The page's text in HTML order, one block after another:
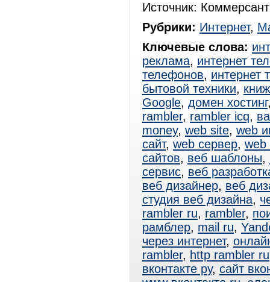
Источник:
Рубрики: Интернет,
Ключевые слова:
реклама, интернет
телефонов, интернет
бытовой техники,
Google, домен хостинг
rambler, rambler icq,
money, web site, web
сайт, web сервер, web
сайтов, веб шаблоны,
сервис, веб
веб дизайнер, веб
студия веб дизайна,
rambler ru, rambler,
рамблер, mail ru,
через интернет,
rambler, http rambler ru
вконтакте ру, сайт